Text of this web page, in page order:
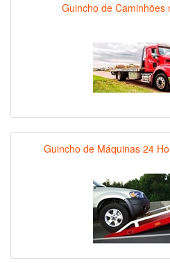
Guincho de Caminhões
Guincho de Máquinas 24